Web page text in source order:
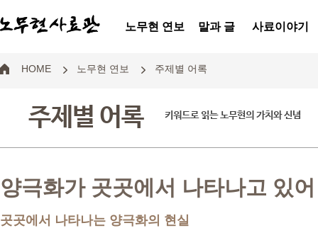
노무현 연보 말과 글 사료이야기
HOME 노무현 연보 주제별 어록
주제별 어록 키워드로 읽는 노무현의 가치와 신념
양극화가 곳곳에서 나타나고 있어
곳곳에서 나타나는 양극화의 현실